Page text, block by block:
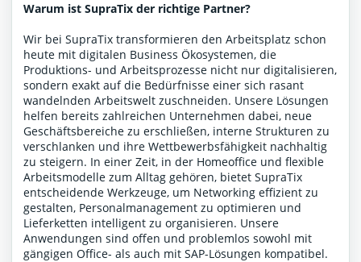
Warum ist SupraTix der richtige Partner?
Wir bei SupraTix transformieren den Arbeitsplatz schon
heute mit digitalen Business Ökosystemen, die
Produktions- und Arbeitsprozesse nicht nur digitalisieren,
sondern exakt auf die Bedürfnisse einer sich rasant
wandelnden Arbeitswelt zuschneiden. Unsere Lösungen
helfen bereits zahlreichen Unternehmen dabei, neue
Geschäftsbereiche zu erschließen, interne Strukturen zu
verschlanken und ihre Wettbewerbsfähigkeit nachhaltig
zu steigern. In einer Zeit, in der Homeoffice und flexible
Arbeitsmodelle zum Alltag gehören, bietet SupraTix
entscheidende Werkzeuge, um Networking effizient zu
gestalten, Personalmanagement zu optimieren und
Lieferketten intelligent zu organisieren. Unsere
Anwendungen sind offen und problemlos sowohl mit
gängigen Office- als auch mit SAP-Lösungen kompatibel.